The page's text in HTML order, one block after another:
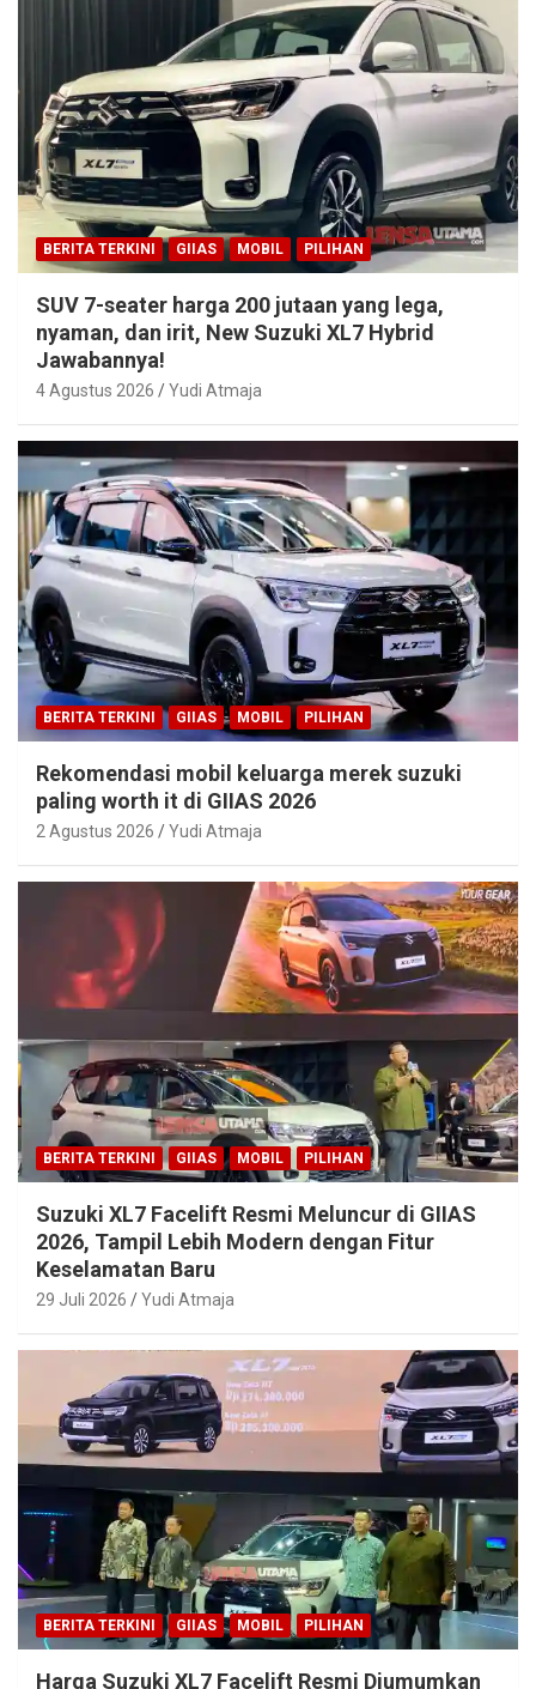
BERITA TERKINI GIIAS MOBIL PILIHAN
SUV 7-seater harga 200 jutaan yang lega,
nyaman, dan irit, New Suzuki XL7 Hybrid
Jawabannya!
4 Agustus 2026 Yudi Atmaja
BERITA TERKINI GIIAS MOBIL PILIHAN
Rekomendasi mobil keluarga merek suzuki
paling worth it di GIIAS 2026
2 Agustus 2026 Yudi Atmaja
BERITA TERKINI GIIAS MOBIL PILIHAN
Suzuki XL7 Facelift Resmi Meluncur di GIIAS
2026, Tampil Lebih Modern dengan Fitur
Keselamatan Baru
29 Juli 2026 Yudi Atmaja
BERITA TERKINI GIIAS MOBIL PILIHAN
Harga Suzuki XL7 Facelift Resmi Diumumkan